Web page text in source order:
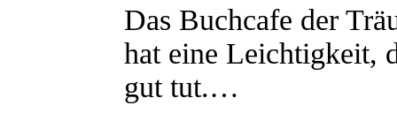
Das Buchcafe der
hat eine Leichtigkeit,
gut tut.…